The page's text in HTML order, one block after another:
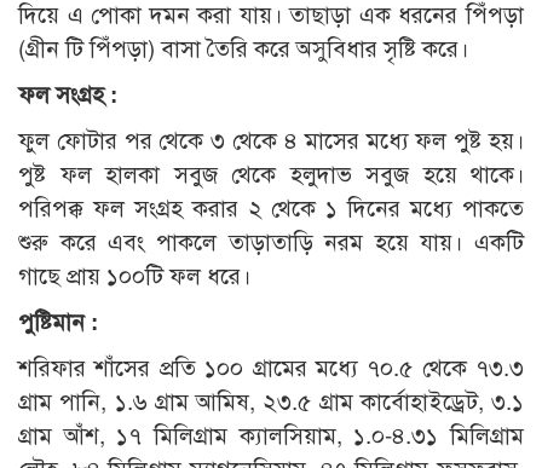
দিয়ে এ পোকা দমন করা যায়। তাছাড়া এক ধরনের পিঁপড়া
(গ্রীন টি পিঁপড়া) বাসা তৈরি করে অসুবিধার সৃষ্টি করে।
ফল সংগ্রহ :
ফুল ফোটার পর থেকে ৩ থেকে ৪ মাসের মধ্যে ফল পুষ্ট হয়।
পুষ্ট ফল হালকা সবুজ থেকে হলুদাভ সবুজ হয়ে থাকে।
পরিপক্ক ফল সংগ্রহ করার ২ থেকে ১ দিনের মধ্যে পাকতে
শুরু করে এবং পাকলে তাড়াতাড়ি নরম হয়ে যায়। একটি
গাছে প্রায় ১০০টি ফল ধরে।
পুষ্টিমান :
শরিফার শাঁসের প্রতি ১০০ গ্রামের মধ্যে ৭০.৫ থেকে ৭৩.৩
গ্রাম পানি, ১.৬ গ্রাম আমিষ, ২৩.৫ গ্রাম কার্বোহাইড্রেট, ৩.১
গ্রাম আঁশ, ১৭ মিলিগ্রাম ক্যালসিয়াম, ১.০-৪.৩১ মিলিগ্রাম